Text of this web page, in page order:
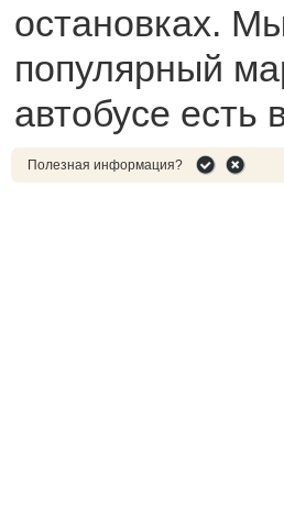
остановках.
популярный
автобусе есть
Полезная информация?